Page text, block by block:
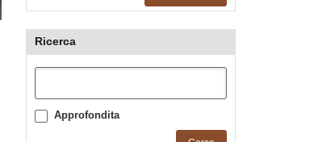
Ricerca
Approfondita